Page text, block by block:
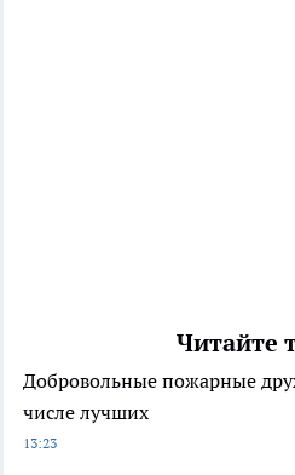
Читайте
Добровольные пожарные
числе лучших
13:23